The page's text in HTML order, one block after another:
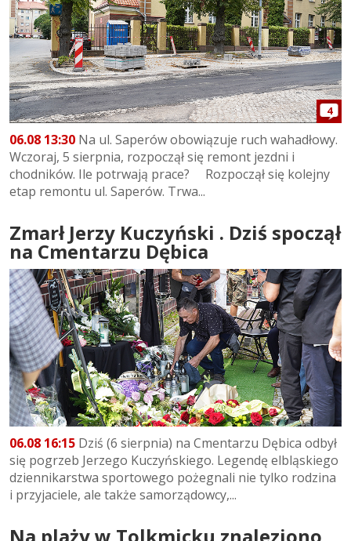
4
06.08 13:30 Na ul. Saperów obowiązuje ruch wahadłowy.
Wczoraj, 5 sierpnia, rozpoczął się remont jezdni i
chodników. Ile potrwają prace? Rozpoczął się kolejny
etap remontu ul. Saperów. Trwa...
Zmarł Jerzy Kuczyński . Dziś spoczął
na Cmentarzu Dębica
06.08 16:15 Dziś (6 sierpnia) na Cmentarzu Dębica odbył
się pogrzeb Jerzego Kuczyńskiego. Legendę elbląskiego
dziennikarstwa sportowego pożegnali nie tylko rodzina
i przyjaciele, ale także samorządowcy,...